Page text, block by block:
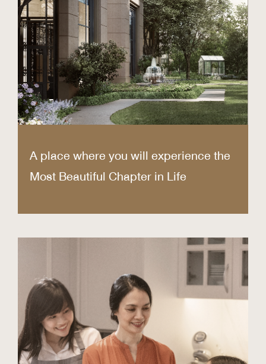
A place where you will experience the
Most Beautiful Chapter in Life